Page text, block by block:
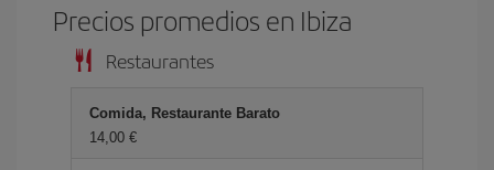
Precios promedios en Ibiza
Restaurantes
Comida, Restaurante Barato
14,00 €